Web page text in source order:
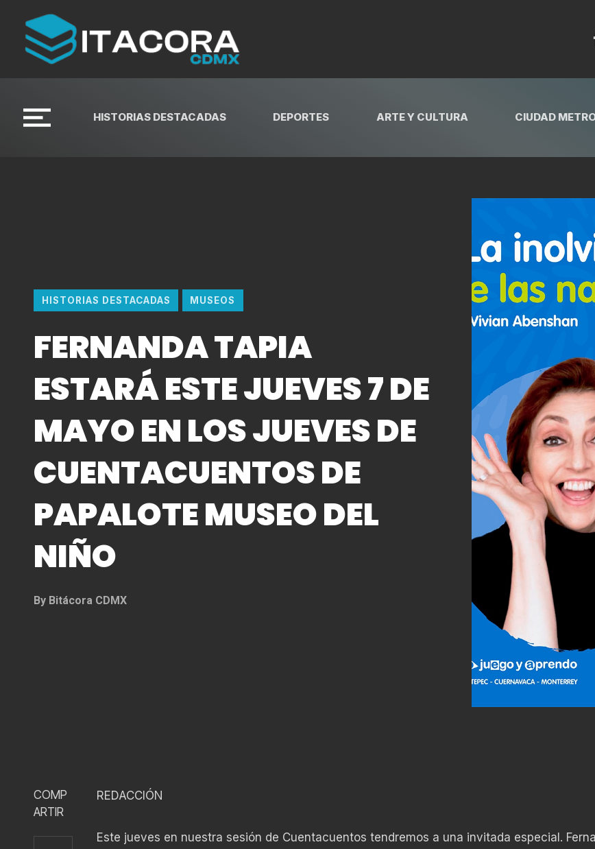
HISTORIAS DESTACADAS DEPORTES ARTE Y CULTURA CIUDAD
HISTORIAS DESTACADAS MUSEOS
FERNANDA TAPIA
ESTARÁ ESTE JUEVES 7 DE
MAYO EN LOS JUEVES DE
CUENTACUENTOS DE
PAPALOTE MUSEO DEL
NIÑO
By Bitácora CDMX
COMP
ARTIR
REDACCIÓN
Este jueves en nuestra sesión de Cuentacuentos tendremos a una invitada especial.